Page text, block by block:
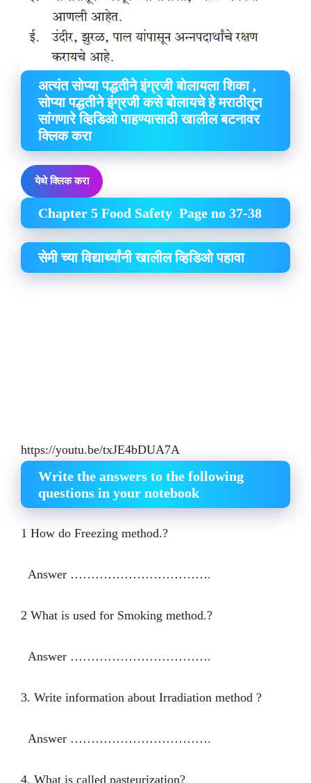
अत्यंत सोप्या पद्धतीने इंग्रजी बोलायला शिका ,
सोप्या पद्धतीने इंग्रजी कसे बोलायचे हे मराठीतून
सांगणारे व्हिडिओ पाहण्यासाठी खालील बटनावर
क्लिक करा
येथे क्लिक करा
Chapter 5 Food Safety Page no 37-38
सेमी च्या विद्यार्थ्यांनी खालील व्हिडिओ पहावा
https://youtu.be/txJE4bDUA7A
Write the answers to the following
questions in your notebook
1 How do Freezing method.?
Answer …………………………….
2 What is used for Smoking method.?
Answer …………………………….
3. Write information about Irradiation method ?
Answer …………………………….
4. What is called pasteurization?